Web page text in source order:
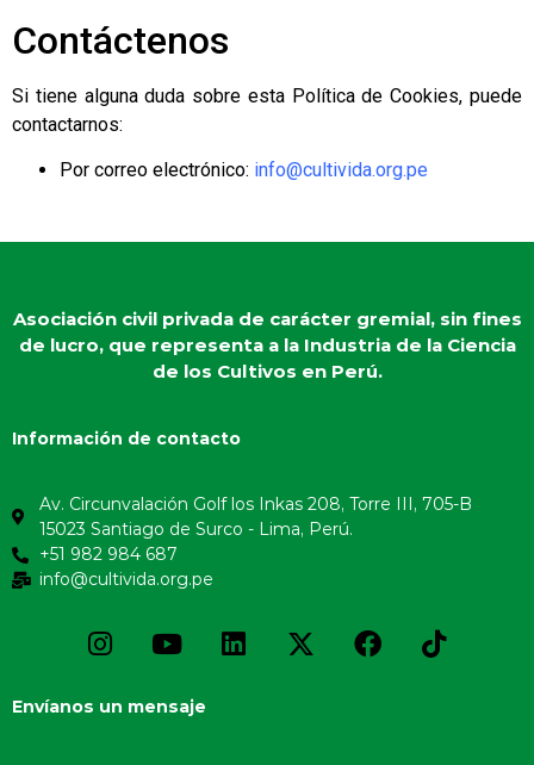
Contáctenos
Si tiene alguna duda sobre esta Política de Cookies, puede
contactarnos:
Por correo electrónico: info@cultivida.org.pe
Asociación civil privada de carácter gremial, sin fines
de lucro, que representa a la Industria de la Ciencia
de los Cultivos en Perú.
Información de contacto
Av. Circunvalación Golf los Inkas 208, Torre III, 705-B
15023 Santiago de Surco - Lima, Perú.
+51 982 984 687
info@cultivida.org.pe
Envíanos un mensaje